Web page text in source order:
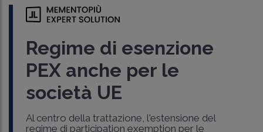
Regime di esenzione
PEX anche per le
società UE
Al centro della trattazione, l'estensione del
regime di participation exemption per le